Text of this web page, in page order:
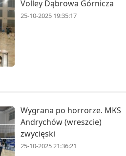
Volley Dąbrowa Górnicza
25-10-2025 19:35:17
Wygrana po horrorze. MKS
Andrychów (wreszcie)
zwycięski
25-10-2025 21:36:21